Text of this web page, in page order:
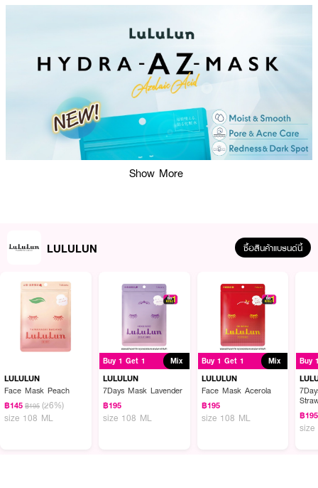
ผลลัพธ์ที่ได้ :
แผ่นมาสก์หน้าจากประเทศ
Show More
LULULUN ซื้อสินค้าแบรนด์นี้
LULULUN
Face Mask Peach
฿145 ฿195 (26%)
size 108 ML
Buy 1 Get 1 Mix
LULULUN
7Days Mask Lavender
฿195
size 108 ML
Buy 1 Get 1 Mix
LULULUN
Face Mask Acerola
฿195
size 108 ML
Buy
฿195
size